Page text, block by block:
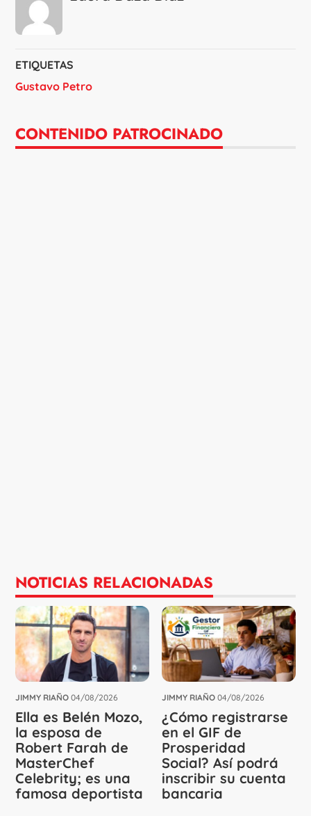
ETIQUETAS
Gustavo Petro
CONTENIDO PATROCINADO
NOTICIAS RELACIONADAS
JIMMY RIAÑO 04/08/2026
Ella es Belén Mozo,
la esposa de
Robert Farah de
MasterChef
Celebrity; es una
famosa deportista
JIMMY RIAÑO 04/08/2026
¿Cómo registrarse
en el GIF de
Prosperidad
Social? Así podrá
inscribir su cuenta
bancaria